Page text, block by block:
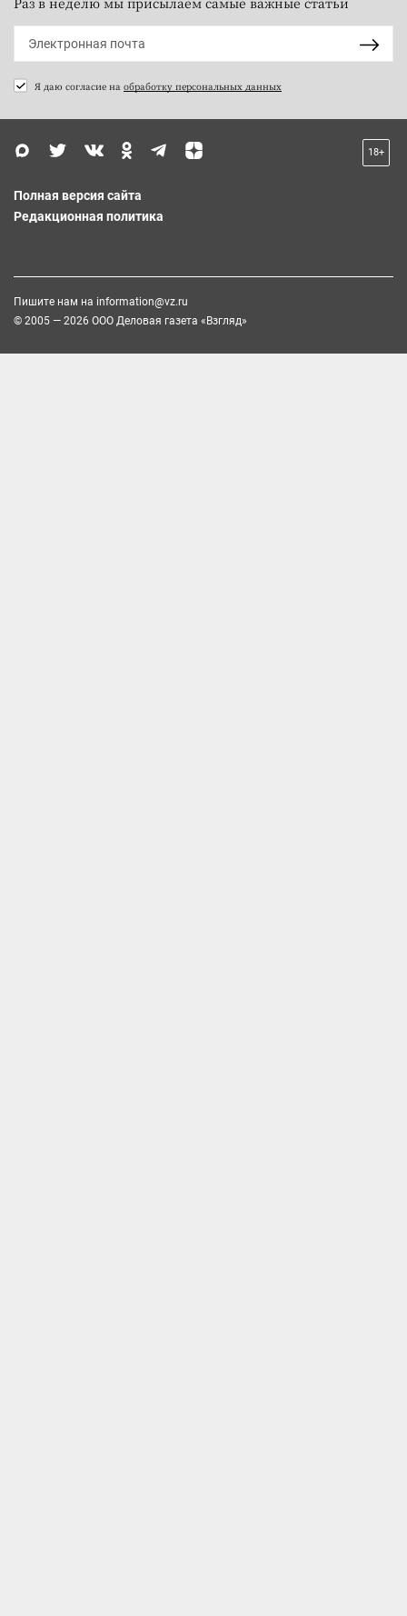
Я даю согласие на обработку персональных данных
18+
Полная версия сайта
Редакционная политика
Пишите нам на information@vz.ru
© 2005 — 2026 ООО Деловая газета «Взгляд»